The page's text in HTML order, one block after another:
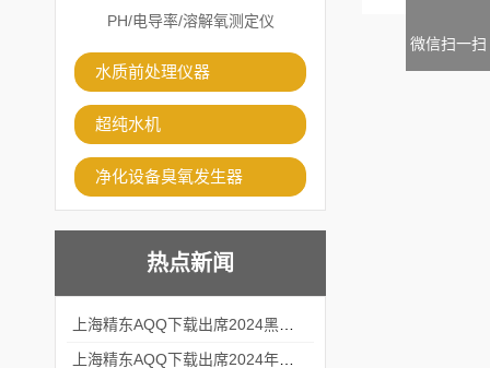
PH/电导率/溶解氧测定仪
水质前处理仪器
超纯水机
净化设备臭氧发生器
热点新闻
微信扫一扫